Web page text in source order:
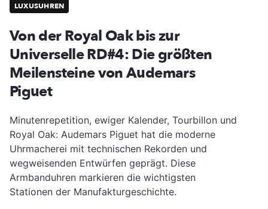
LUXUSUHREN
Von der Royal Oak bis zur
Universelle RD#4: Die größten
Meilensteine von Audemars
Piguet
Minutenrepetition, ewiger Kalender, Tourbillon und
Royal Oak: Audemars Piguet hat die moderne
Uhrmacherei mit technischen Rekorden und
wegweisenden Entwürfen geprägt. Diese
Armbanduhren markieren die wichtigsten
Stationen der Manufakturgeschichte.